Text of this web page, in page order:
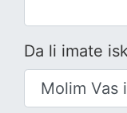
Da li imate